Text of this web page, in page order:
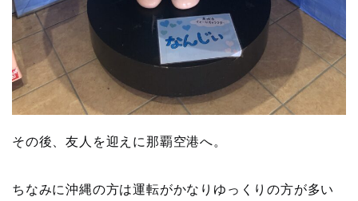
その後、友人を迎えに那覇空港へ。
ちなみに沖縄の方は運転がかなりゆっくりの方が多い